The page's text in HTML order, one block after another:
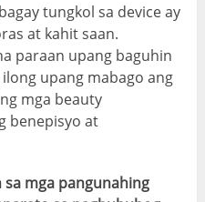
tungkol sa device ay
at kahit saan.
paraan upang baguhin
upang mabago ang
mga beauty
benepisyo at
mga pangunahing